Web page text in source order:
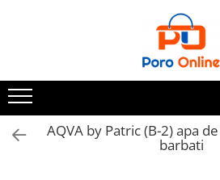
Clone
Parfum Barbati
Parfum Femei
AQVA by Patric (B-2) apa
barbati